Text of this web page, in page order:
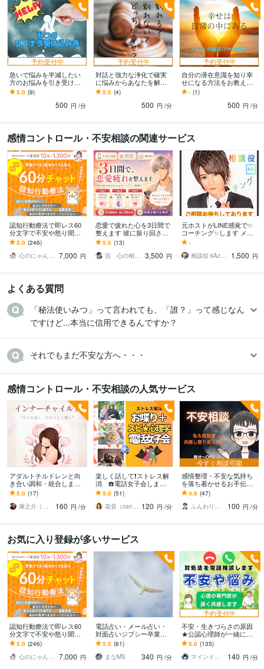
予約受付中
急いで悩みを半減したい
方のお悩みを引き受けま
す どのカテゴリで相談し
たらいいか分からない？
ここに来てください
5.0 (9)
500 円 /分
予約受付中
対話と強力な浄化で確実
に悩みからあなたを解放
します 面接経験3万人！安
心して心の奥底にある悩
みを話してください
5.0 (4)
500 円 /分
予約受付中
自分の潜在意識を知り幸
せになる方法をお教えし
ます 日本初！ハワイの秘
法「フナの教え」を学べ
るのはここだけです
- (1)
500 円 /分
感情コントロール・不安相談の関連サービス
認知行動療法で即レス60
分文字で不安や怒り聞き
ます ココナラ11年相談実
績1400件×福祉13年×大学
心理学専攻
5.0 (246)
心のにゃん友 ゆかこ【うつ・復縁相談】
7,000 円
恋愛で疲れた心を3日間で
整えます 彼に振り回され
る不安をやさしくほどき
ます
5.0 (13)
箔 心の相談室
3,500 円
元ホストがLINE感覚で✨
コーチング✨します メン
タル弱い/ネガティブ/恋愛/
夫婦/対人/仕事/学業/
-
相談役 kAz⭐︎カズ
1,500 円
よくある質問
「秘法使いみつ」って言われても、「誰？」って感じなん
ですけど...本当に信用できるんですか？
それでもまだ不安な方へ・・・
感情コントロール・不安相談の人気サービス
アダルトチルドレンと向
き合い調和・統合します
過去の感情に振り回され
ない「心」の使い方を訓
練する心理療法
5.0 (17)
康之介（こうのすけ）
160 円 /分
楽しく話して❗ストレス解
消 ☎️電話女子会します
女子トークでお悩みレス
キュー✨心が晴れますよう
に✨長時間OK
5.0 (51)
花音（canon）☘️開運☘️幸せコーチ 120 円 /分
今すぐ相談可能
感情整理・不安な気持ち
を落ち着かせるお手伝い
します 私も苦しんだ！ふ
んわりした声で安心でき
る時間を提供します
4.9 (47)
ふんわりこころサポート☘️みちまさ
100 円 /分
お気に入り登録が多いサービス
認知行動療法で即レス60
分文字で不安や怒り聞き
ます ココナラ11年相談実
績1400件×福祉13年×大学
心理学専攻
5.0 (246)
心のにゃん友 ゆかこ【うつ・復縁相談】
7,000 円
電話占い・メール占い・
対面占いジプシー卒業で
きます 辞められない、心
配 、不安で占いしてしま
う…アドバイスします
5.0 (61)
まなMS
340 円 /分
予約受付中
不安・生きづらさの原因
★公認心理師が一緒に探
ります 自分の心のクセが
分かると、不安がやわら
いでいきます
5.0 (135)
マインドレジリエンス
140 円 /分